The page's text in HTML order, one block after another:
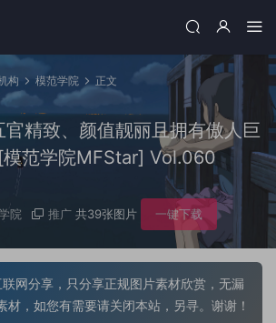
构 模范学院 正文
精致、颜值靓丽且拥有傲人巨
范学院MFStar] Vol.060
院 推广 共39张图片 一键下载
网分享，只分享正规图片素材欣赏，无漏
材，如您有需要请关闭本站，另寻。谢谢！